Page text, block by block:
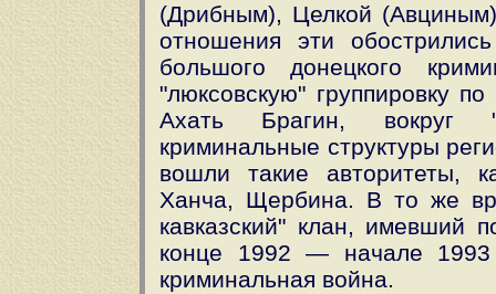
(Дрибным), Целкой
отношения эти
большого донецкого
"люксовскую" группировку
Ахать Брагин, вокруг
криминальные структуры
вошли такие авторитеты,
Ханча, Щербина. В то же
кавказский" клан, имевший
конце 1992 — начале 1993
криминальная война.